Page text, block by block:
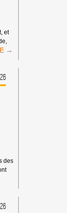
et
des